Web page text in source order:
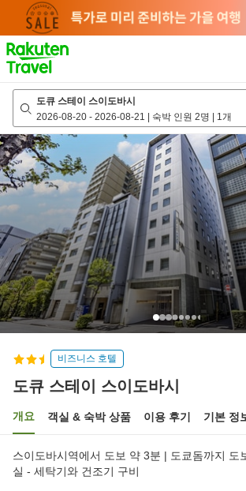
page
도큐 스테이 스이도바시
2026-08-20 - 2026-08-21 | 숙박 인원 2명 | 1개
비즈니스 호텔
도큐 스테이 스이도바시
개요 객실 & 숙박 상품 이용 후기 기본 정
스이도바시역에서 도보 약 3분 | 도쿄돔까지 도
실 - 세탁기와 건조기 구비